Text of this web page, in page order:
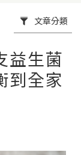
１８８８贈▸蒸氣
水凝霜EX/瓶
文章分類
益生菌
到全家